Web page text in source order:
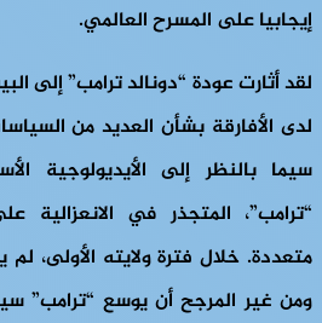
إيجابيا على المسرح العالمي.
لقد أثارت عودة “دونالد ترامب” إلى
لدى الأفارقة بشأن العديد من
سيما بالنظر إلى الأيديولوجية
“ترامب”، المتجذر في
متعددة. خلال فترة ولايته الأولى، لم
ومن غير المرجح أن يوسع “ترامب”